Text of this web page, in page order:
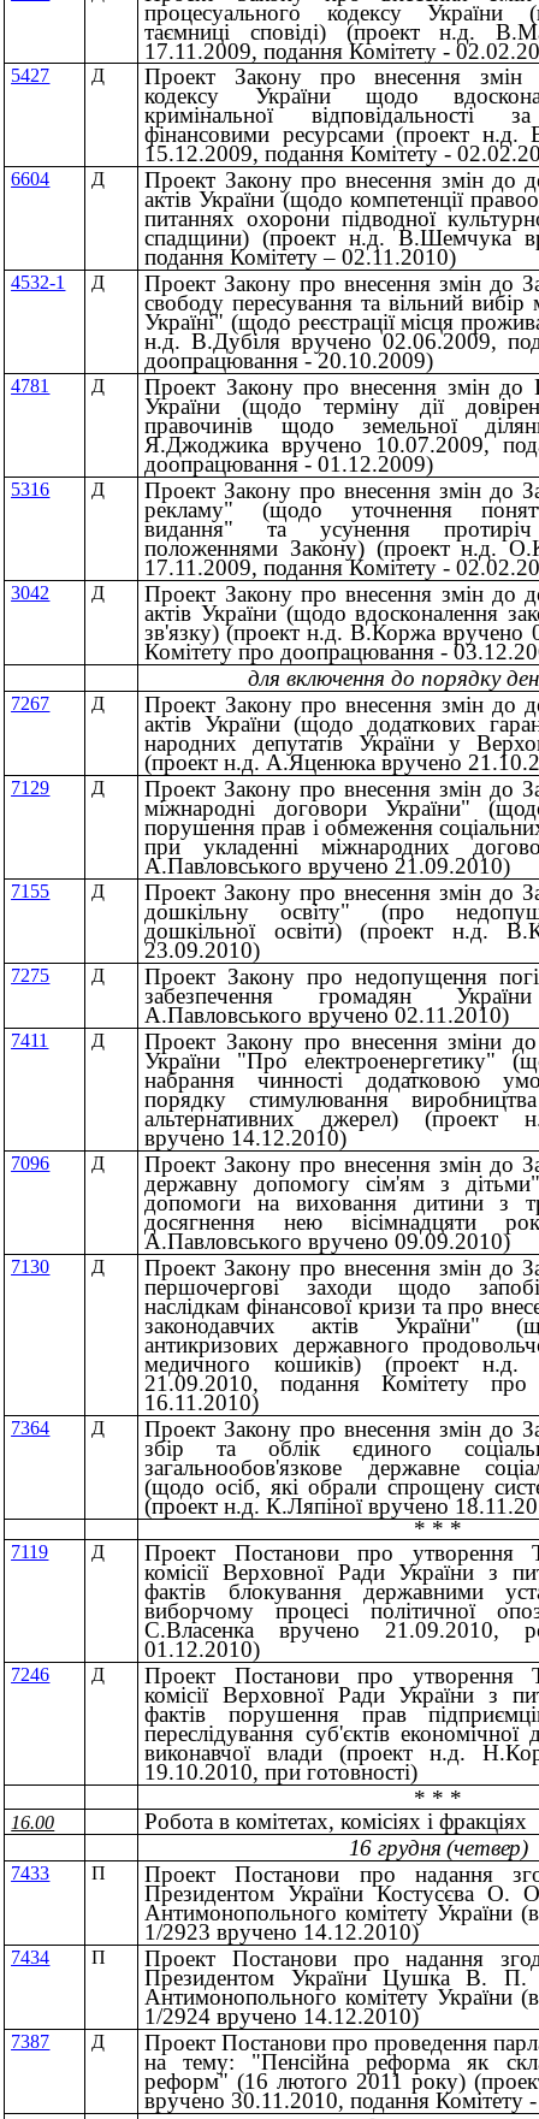
процесуального кодексу України
таємниці сповіді) (проект н.д.
17.11.2009, подання Комітету -
5427 Д Проект Закону про внесення змін
кодексу України щодо
кримінальної
фінансовими ресурсами (проект н.д.
15.12.2009, подання Комітету -
6604 Д Проект Закону про внесення змін до
актів України (щодо компетенції
питаннях охорони підводної
спадщини) (проект н.д. В.Шемчука
подання Комітету – 02.11.2010)
4532-1 Д Проект Закону про внесення змін до
свободу пересування та вільний
Україні" (щодо реєстрації місця
н.д. В.Дубіля вручено 02.06.2009,
доопрацювання - 20.10.2009)
4781 Д Проект Закону про внесення змін до
України (щодо терміну дії
правочинів щодо земельної
Я.Джоджика вручено 10.07.2009,
доопрацювання - 01.12.2009)
5316 Д Проект Закону про внесення змін до
рекламу" (щодо уточнення
видання" та усунення
положеннями Закону) (проект н.д.
17.11.2009, подання Комітету -
3042 Д Проект Закону про внесення змін до
актів України (щодо вдосконалення
зв'язку) (проект н.д. В.Коржа вручено
Комітету про доопрацювання -
для включення до порядку
7267 Д Проект Закону про внесення змін до
актів України (щодо додаткових
народних депутатів України у
(проект н.д. А.Яценюка вручено
7129 Д Проект Закону про внесення змін до
міжнародні договори України"
порушення прав і обмеження
при укладенні міжнародних
А.Павловського вручено 21.09.2010)
7155 Д Проект Закону про внесення змін до
дошкільну освіту" (про
дошкільної освіти) (проект н.д.
23.09.2010)
7275 Д Проект Закону про недопущення
забезпечення громадян
А.Павловського вручено 02.11.2010)
7411 Д Проект Закону про внесення зміни до
України "Про електроенергетику"
набрання чинності додатковою
порядку стимулювання
альтернативних джерел) (проект
вручено 14.12.2010)
7096 Д Проект Закону про внесення змін до
державну допомогу сім'ям з
допомоги на виховання дитини з
досягнення нею вісімнадцяти
А.Павловського вручено 09.09.2010)
7130 Д Проект Закону про внесення змін до
першочергові заходи щодо
наслідкам фінансової кризи та про
законодавчих актів України"
антикризових державного
медичного кошиків) (проект
21.09.2010, подання Комітету
16.11.2010)
7364 Д Проект Закону про внесення змін до
збір та облік єдиного
загальнообов'язкове державне
(щодо осіб, які обрали спрощену
(проект н.д. К.Ляпіної вручено
* * *
7119 Д Проект Постанови про утворення
комісії Верховної Ради України з
фактів блокування державними
виборчому процесі політичної
С.Власенка вручено 21.09.2010,
01.12.2010)
7246 Д Проект Постанови про утворення
комісії Верховної Ради України з
фактів порушення прав
переслідування суб'єктів економічної
виконавчої влади (проект н.д.
19.10.2010, при готовності)
* * *
16.00
Робота в комітетах, комісіях і фракціях
16 грудня (четвер)
7433 П Проект Постанови про надання
Президентом України Костусєва О.
Антимонопольного комітету
1/2923 вручено 14.12.2010)
7434 П Проект Постанови про надання
Президентом України Цушка В. П.
Антимонопольного комітету
1/2924 вручено 14.12.2010)
7387 Д Проект Постанови про проведення
на тему: "Пенсійна реформа як
реформ" (16 лютого 2011 року)
вручено 30.11.2010, подання Комітету